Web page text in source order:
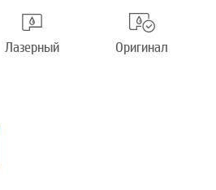
Лазерный Оригинал